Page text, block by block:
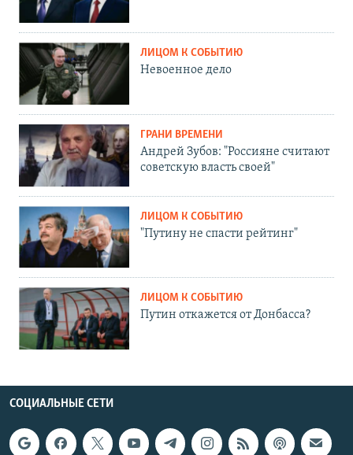
ЛИЦОМ К СОБЫТИЮ
Невоенное дело
ГРАНИ ВРЕМЕНИ
Андрей Зубов: "Россияне считают
советскую власть своей"
ЛИЦОМ К СОБЫТИЮ
"Путину не спасти рейтинг"
ЛИЦОМ К СОБЫТИЮ
Путин откажется от Донбасса?
СОЦИАЛЬНЫЕ СЕТИ